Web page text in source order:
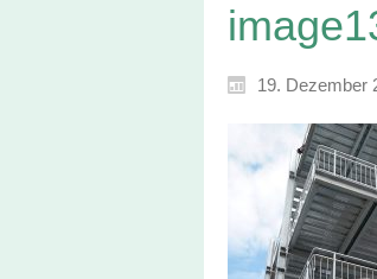
19. Dezember